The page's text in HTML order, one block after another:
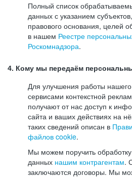
Полный список
данных с указанием
правового основания, целей
в нашем Реестре
Роскомнадзора.
4. Кому мы передаём
Для улучшения работы
сервисами контекстной
получают от нас доступ к
сайта и ваших действиях на
таких сведений описан в
файлов cookie.
Мы можем поручить
данных нашим контрагентам.
заключаются договоры. Мы